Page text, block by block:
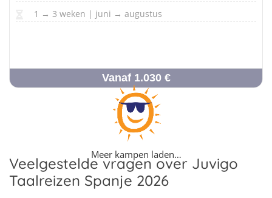
1 → 3 weken | juni → augustus
Vanaf 1.030 €
Meer kampen laden…
Veelgestelde vragen over Juvigo
Taalreizen Spanje 2026